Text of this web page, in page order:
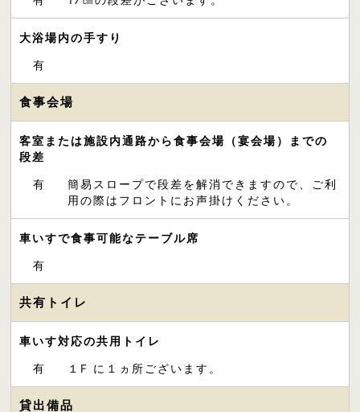
大浴場内の手すり
有
食事会場
客室または施設内通路から食事会場（宴会場）までの
段差
有
簡易スロープで段差を解消できますので、ご利
用の際はフロントにお声掛けください。
車いすで食事可能なテーブル席
有
共有トイレ
車いす対応の共用トイレ
有 １F に１ヵ所ございます。
貸出備品